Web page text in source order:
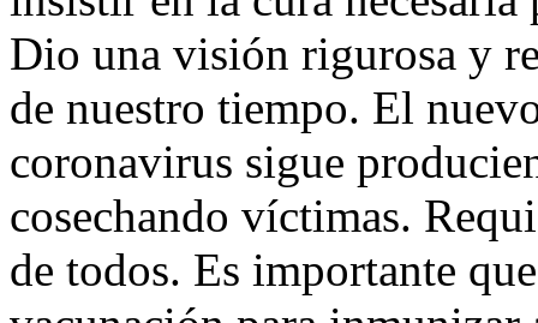
Dio una visión rigurosa y
de nuestro tiempo. El
coronavirus sigue
cosechando víctimas.
de todos. Es importante